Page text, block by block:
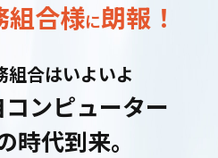
組合様に朗報 ！
組合はいよいよ
ンピューター
時代到来。